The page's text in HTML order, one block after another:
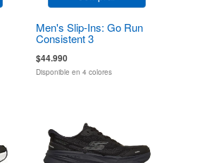
Men's Slip-Ins: Go Run
Consistent 3
$44.990
Disponible en 4 colores